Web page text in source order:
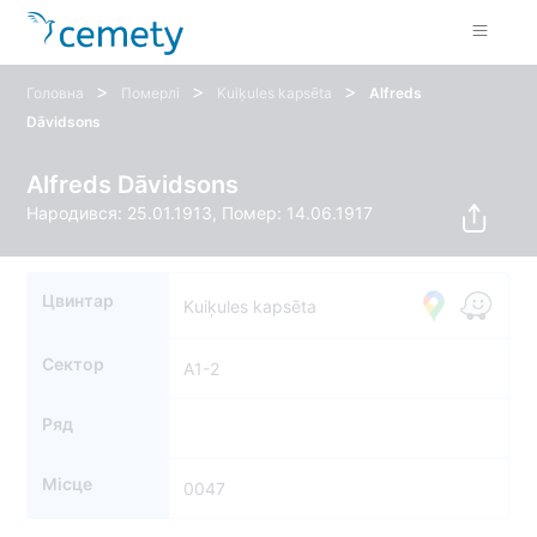
Головна > Померлі > Kuiķules kapsēta >
Alfreds
Dāvidsons
Alfreds Dāvidsons
Народився: 25.01.1913, Помер: 14.06.1917
Цвинтар Kuiķules kapsēta
Сектор A1-2
Ряд
Місце 0047